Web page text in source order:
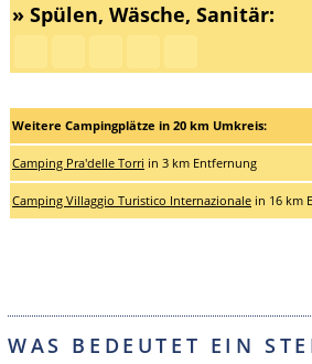
» Spülen, Wäsche, Sanitär:
Weitere Campingplätze in 20 km Umkreis:
Camping Pra'delle Torri in 3 km Entfernung
Camping Villaggio Turistico Internazionale in 16 km
WAS BEDEUTET EIN